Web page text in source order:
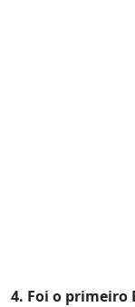
4. Foi o primeiro